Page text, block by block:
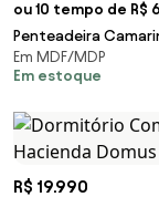
ou 10 tempo de R$
Penteadeira
Suspenso Arlete
01 Gaveta 135 cm
Em MDF/MDP
Em estoque
R$ 19.990